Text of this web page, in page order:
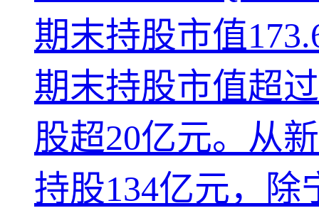
期末持股市值
期末持股市值超
股超20亿元。从
持股134亿元，